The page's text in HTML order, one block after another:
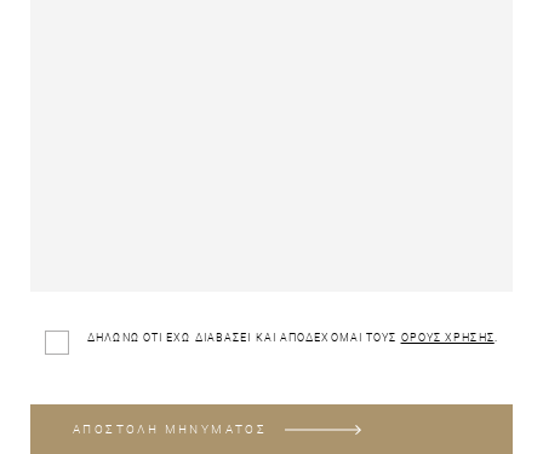
ΔΗΛΩΝΩ ΟΤΙ ΕΧΩ ΔΙΑΒΑΣΕΙ ΚΑΙ ΑΠΟΔΕΧΟΜΑΙ ΤΟΥΣ ΟΡΟΥΣ ΧΡΗΣΗΣ
ΑΠΟΣΤΟΛΗ ΜΗΝΥΜΑΤΟΣ